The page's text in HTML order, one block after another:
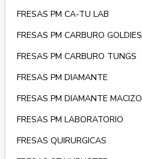
FRESAS PM CA-TU LAB
FRESAS PM CARBURO GOLDIES
FRESAS PM CARBURO TUNGS
FRESAS PM DIAMANTE
FRESAS PM DIAMANTE MACIZO
FRESAS PM LABORATORIO
FRESAS QUIRURGICAS